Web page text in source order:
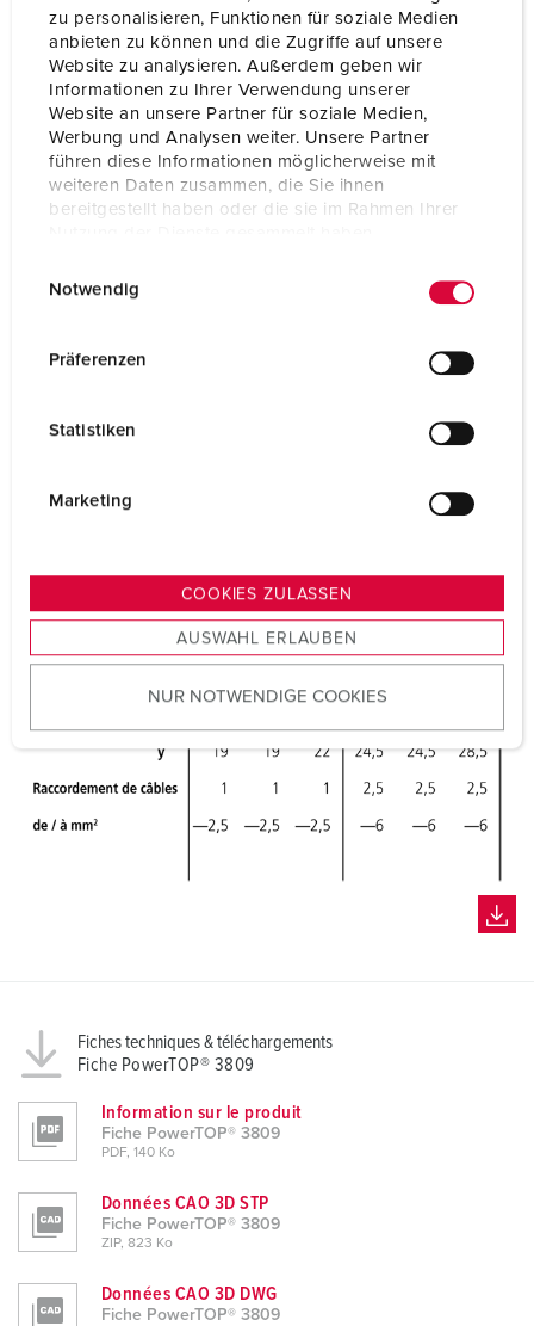
zu personalisieren, Funktionen für soziale Medien
anbieten zu können und die Zugriffe auf unsere
Website zu analysieren. Außerdem geben wir
Informationen zu Ihrer Verwendung unserer
Website an unsere Partner für soziale Medien,
Werbung und Analysen weiter. Unsere Partner
führen diese Informationen möglicherweise mit
weiteren Daten zusammen, die Sie ihnen
bereitgestellt haben oder die sie im Rahmen Ihrer
s
u
w
h
Notwendig
Präferenzen
Statistiken
Marketing
COOKIES ZULASSEN
AUSWAHL ERLAUBEN
NUR NOTWENDIGE COOKIES
thermique
Contacts nickelés
Indice de protection IP67
Poids
Certification de
VDE
CQC
Fiches techniques & téléchargements
Fiche PowerTOP® 3809
Information sur le produit
Fiche PowerTOP® 3809
PDF, 140 Ko
Données CAO 3D STP
Fiche PowerTOP® 3809
ZIP, 823 Ko
Données CAO 3D DWG
Fiche PowerTOP® 3809